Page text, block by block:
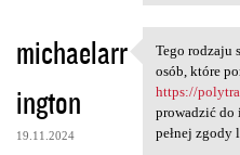
michaelarr
ington
19.11.2024
Tego
Tego rodzaju
osób, które
https://
prowadzić do
pełnej zgody